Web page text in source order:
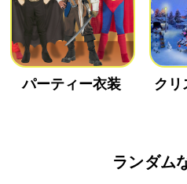
パーティー衣装 クリ
ランダム